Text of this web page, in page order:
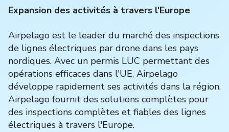
Expansion des activités à travers l'Europe
Airpelago est le leader du marché des inspections
de lignes électriques par drone dans les pays
nordiques. Avec un permis LUC permettant des
opérations efficaces dans l'UE, Airpelago
développe rapidement ses activités dans la région.
Airpelago fournit des solutions complètes pour
des inspections complètes et fiables des lignes
électriques à travers l'Europe.